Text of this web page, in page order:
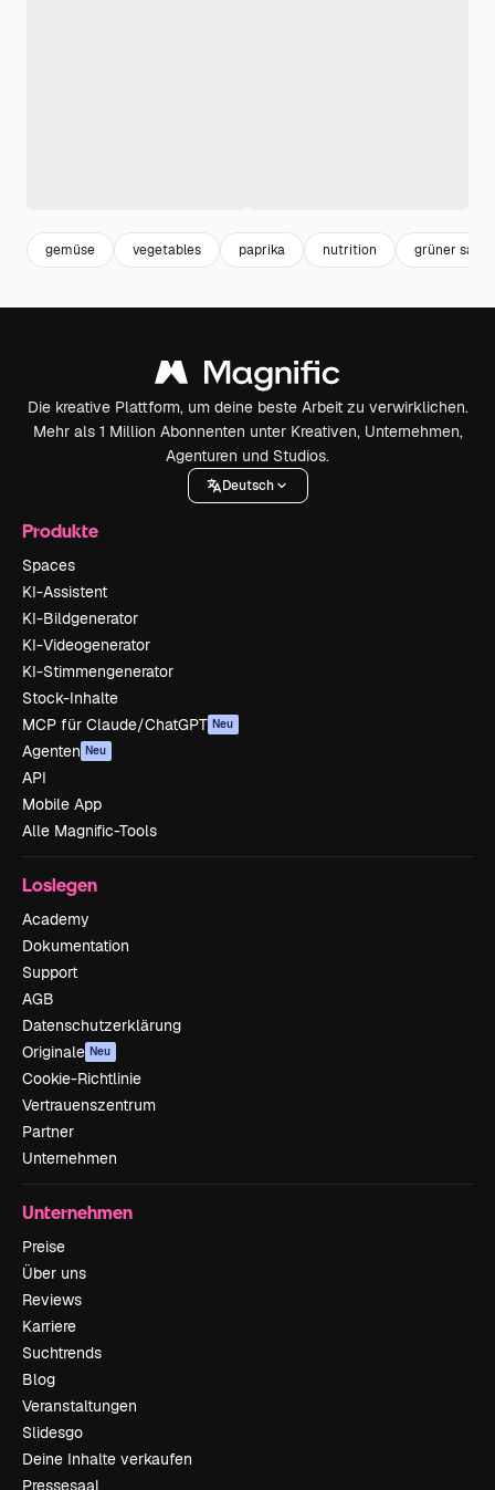
gemüse vegetables paprika nutrition grüner salat
Die kreative Plattform, um deine beste Arbeit zu verwirklichen.
Mehr als 1 Million Abonnenten unter Kreativen, Unternehmen,
Agenturen und Studios.
Deutsch
Produkte
Spaces
KI-Assistent
KI-Bildgenerator
KI-Videogenerator
KI-Stimmengenerator
Stock-Inhalte
MCP für Claude/ChatGPT Neu
Agenten Neu
API
Mobile App
Alle Magnific-Tools
Loslegen
Academy
Dokumentation
Support
AGB
Datenschutzerklärung
Originale Neu
Cookie-Richtlinie
Vertrauenszentrum
Partner
Unternehmen
Unternehmen
Preise
Über uns
Reviews
Karriere
Suchtrends
Blog
Veranstaltungen
Slidesgo
Deine Inhalte verkaufen
Pressesaal